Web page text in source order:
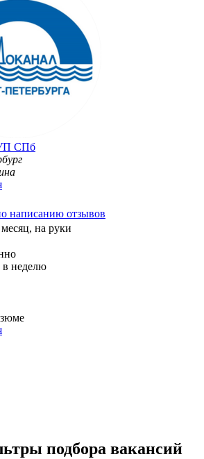
СПб
написанию отзывов
месяц, на руки
неделю
подбора вакансий